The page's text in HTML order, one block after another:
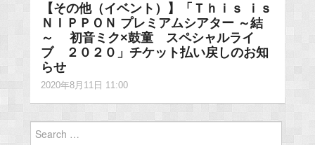
【その他（イベント）】「Ｔｈｉｓ ｉｓ
ＮＩＰＰＯＮ プレミアムシアター ～結
～ 初音ミク×鼓童 スペシャルライ
ブ ２０２０」チケット払い戻しのお知
らせ
2020年8月11日 11:00
for: